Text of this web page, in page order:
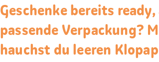
Geschenke bereits
passende Verpackung?
hauchst du leeren